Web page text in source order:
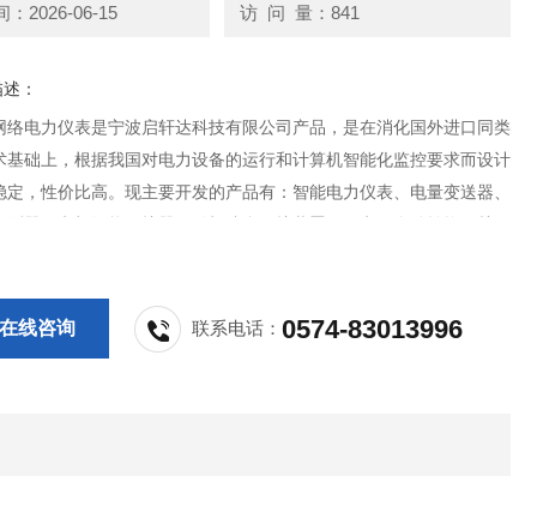
：2026-06-15 访 问 量：841
：
络电力仪表是宁波启轩达科技有限公司产品，是在消化国外进口同类
基础上，根据我国对电力设备的运行和计算机智能化监控要求而设计
定，性价比高。现主要开发的产品有：智能电力仪表、电量变送器、
测器、电机智能保护器、微机综合保护装置、双电源自动转换开关、
线咨询 联系电话：0574-83013996